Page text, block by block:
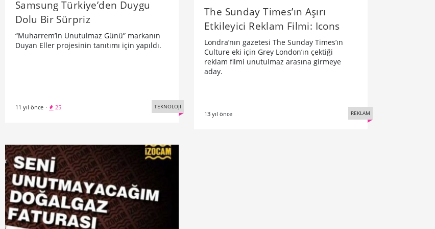
Samsung Türkiye’den Duygu
Dolu Bir Sürpriz
“Muharrem’in Unutulmaz Günü” markanın
Duyan Eller projesinin tanıtımı için yapıldı.
11 yıl önce · 25 TEKNOLOJİ
The Sunday Times’ın Aşırı
Etkileyici Reklam Filmi: Icons
Londra’nın gazetesi The Sunday Times’ın
Culture eki için Grey London’ın çektiği
reklam filmi unutulmaz arasına girmeye
aday.
13 yıl önce REKLAM